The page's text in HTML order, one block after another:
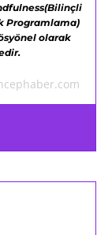
Programlama)
olarak